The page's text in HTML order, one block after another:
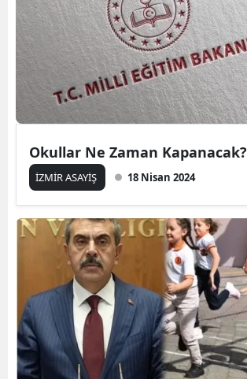
Okullar Ne Zaman Kapanacak?
İZMİR ASAYİŞ 18 Nisan 2024